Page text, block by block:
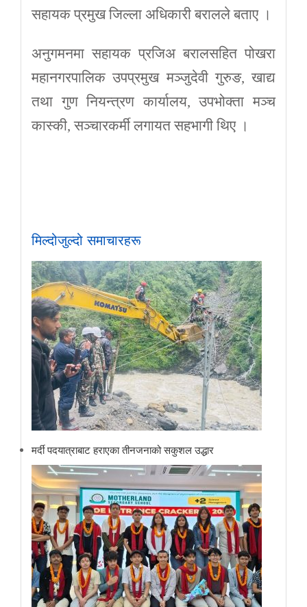
सहायक प्रमुख जिल्ला अधिकारी बरालले बताए ।
अनुगमनमा सहायक प्रजिअ बरालसहित पोखरा
महानगरपालिक उपप्रमुख मञ्जुदेवी गुरुङ, खाद्य
तथा गुण नियन्त्रण कार्यालय, उपभोक्ता मञ्च
कास्की, सञ्चारकर्मी लगायत सहभागी थिए ।
मिल्दोजुल्दो समाचारहरू
मर्दी पदयात्राबाट हराएका तीनजनाको सकुशल उद्धार